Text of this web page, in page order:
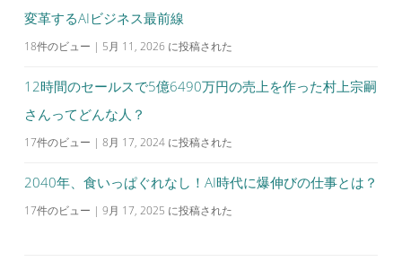
変革するAIビジネス最前線
18件のビュー | 5月 11, 2026 に投稿された
12時間のセールスで5億6490万円の売上を作った村上宗嗣
さんってどんな人？
17件のビュー | 8月 17, 2024 に投稿された
2040年、食いっぱぐれなし！AI時代に爆伸びの仕事とは？
17件のビュー | 9月 17, 2025 に投稿された